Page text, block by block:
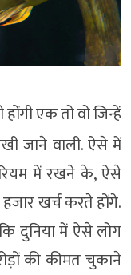
एक तो वो जिन्हें
जाने वाली. ऐसे में
में रखने के, ऐसे
खर्च करते होंगे.
दुनिया में ऐसे लोग
की कीमत चुकाने